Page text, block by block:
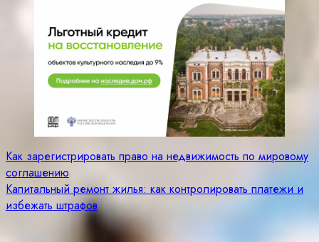
Навигация
по
записям
Как зарегистрировать право на недвижимость по мировому
соглашению
Капитальный ремонт жилья: как контролировать платежи и
избежать штрафов